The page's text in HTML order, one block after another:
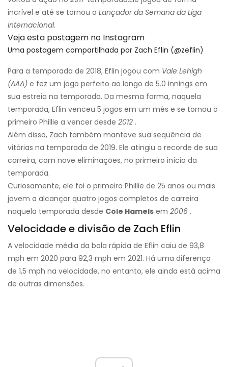
incrível e até se tornou o Lançador da Semana da Liga
Internacional.
Veja esta postagem no Instagram
Uma postagem compartilhada por Zach Eflin (@zeflin)
Para a temporada de 2018, Eflin jogou com Vale Lehigh
(AAA) e fez um jogo perfeito ao longo de 5.0 innings em
sua estreia na temporada. Da mesma forma, naquela
temporada, Eflin venceu 5 jogos em um mês e se tornou o
primeiro Phillie a vencer desde 2012 .
Além disso, Zach também manteve sua seqüência de
vitórias na temporada de 2019. Ele atingiu o recorde de sua
carreira, com nove eliminações, no primeiro início da
temporada.
Curiosamente, ele foi o primeiro Phillie de 25 anos ou mais
jovem a alcançar quatro jogos completos de carreira
naquela temporada desde Cole Hamels em 2006 .
Velocidade e divisão de Zach Eflin
A velocidade média da bola rápida de Eflin caiu de 93,8
mph em 2020 para 92,3 mph em 2021. Há uma diferença
de 1,5 mph na velocidade, no entanto, ele ainda está acima
de outras dimensões.